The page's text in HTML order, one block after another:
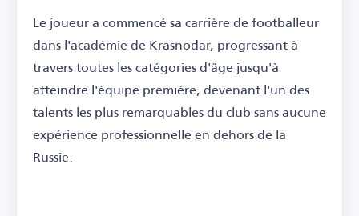
Le joueur a commencé sa carrière de footballeur
dans l'académie de Krasnodar, progressant à
travers toutes les catégories d'âge jusqu'à
atteindre l'équipe première, devenant l'un des
talents les plus remarquables du club sans aucune
expérience professionnelle en dehors de la
Russie.